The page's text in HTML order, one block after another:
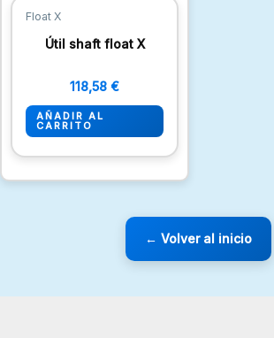
Float X
Útil shaft float X
118,58 €
AÑADIR AL
CARRITO
← Volver al inicio